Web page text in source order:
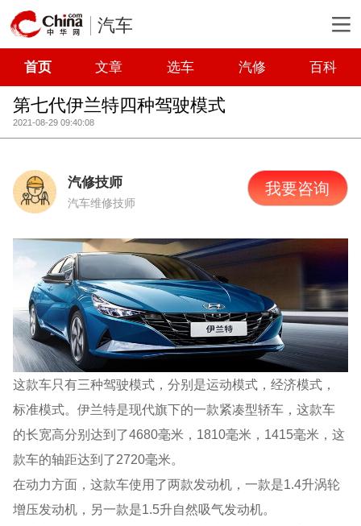
汽车
首页 文章 选车 汽修 百科
第七代伊兰特四种驾驶模式
2021-08-29 09:40:08
汽修技师
汽车维修技师
我要咨询
这款车只有三种驾驶模式，分别是运动模式，经济模式，
标准模式。伊兰特是现代旗下的一款紧凑型轿车，这款车
的长宽高分别达到了4680毫米，1810毫米，1415毫米，这
款车的轴距达到了2720毫米。
在动力方面，这款车使用了两款发动机，一款是1.4升涡轮
增压发动机，另一款是1.5升自然吸气发动机。